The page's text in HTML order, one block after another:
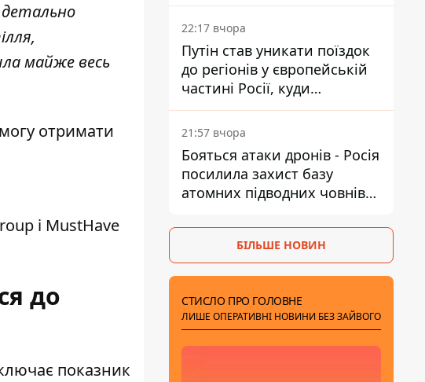
майже весь
отримати
і MustHave
до
показник
22:17 вчора
Путін став уникати поїздок
до регіонів у європейській
частині Росії, куди
регулярно долітають дрони
21:57 вчора
Бояться атаки дронів - Росія
посилила захист базу
атомних підводних човнів
БІЛЬШЕ НОВИН
СТИСЛО ПРО ГОЛОВНЕ
ЛИШЕ ОПЕРАТИВНІ НОВИНИ БЕЗ ЗАЙВОГО